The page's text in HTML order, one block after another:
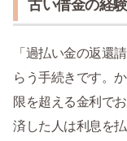
古い借金の経
「過払い金の返還
らう手続きです。
限を超える金利で
済した人は利息を